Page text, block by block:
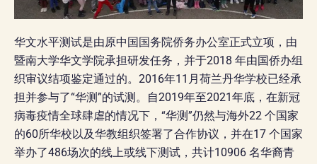
华文水平测试是由原中国国务院侨务办公室正式立项，由
暨南大学华文学院承担研发任务，并于2018 年由国侨办组
织审议结项鉴定通过的。2016年11月荷兰丹华学校已经承
担并参与了“华测”的试测。自2019年至2021年底，在新冠
病毒疫情全球肆虐的情况下，“华测”仍然与海外22 个国家
的60所华校以及华教组织签署了合作协议，并在17 个国家
举办了486场次的线上或线下测试，共计10906 名华裔青